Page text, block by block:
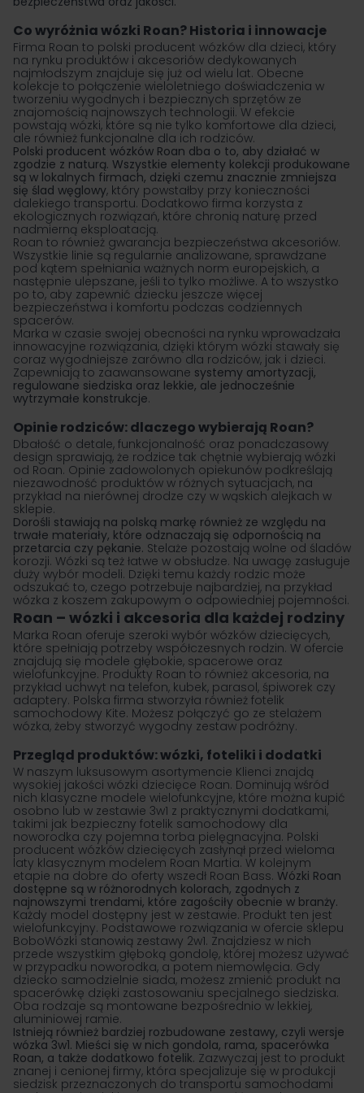
Co wyróżnia wózki Roan? Historia i innowacje
Firma Roan to polski producent wózków dla dzieci, który
na rynku produktów i akcesoriów dedykowanych
najmłodszym znajduje się już od wielu lat. Obecne
kolekcje to połączenie wieloletniego doświadczenia w
tworzeniu wygodnych i bezpiecznych sprzętów ze
znajomością najnowszych technologii. W efekcie
powstają wózki, które są nie tylko komfortowe dla dzieci,
ale również funkcjonalne dla ich rodziców.
Polski producent wózków Roan dba o to, aby działać w
zgodzie z naturą. Wszystkie elementy kolekcji produkowane
są w lokalnych firmach, dzięki czemu znacznie zmniejsza
się ślad węglowy, który powstałby przy konieczności
dalekiego transportu. Dodatkowo firma korzysta z
ekologicznych rozwiązań, które chronią naturę przed
nadmierną eksploatacją.
Roan to również gwarancja bezpieczeństwa akcesoriów.
Wszystkie linie są regularnie analizowane, sprawdzane
pod kątem spełniania ważnych norm europejskich, a
następnie ulepszane, jeśli to tylko możliwe. A to wszystko
po to, aby zapewnić dziecku jeszcze więcej
bezpieczeństwa i komfortu podczas codziennych
spacerów.
Marka w czasie swojej obecności na rynku wprowadzała
innowacyjne rozwiązania, dzięki którym wózki stawały się
coraz wygodniejsze zarówno dla rodziców, jak i dzieci.
Zapewniają to zaawansowane systemy amortyzacji,
regulowane siedziska oraz lekkie, ale jednocześnie
wytrzymałe konstrukcje.
Opinie rodziców: dlaczego wybierają Roan?
Dbałość o detale, funkcjonalność oraz ponadczasowy
design sprawiają, że rodzice tak chętnie wybierają wózki
od Roan. Opinie zadowolonych opiekunów podkreślają
niezawodność produktów w różnych sytuacjach, na
przykład na nierównej drodze czy w wąskich alejkach w
sklepie.
Dorośli stawiają na polską markę również ze względu na
trwałe materiały, które odznaczają się odpornością na
przetarcia czy pękanie. Stelaże pozostają wolne od śladów
korozji. Wózki są też łatwe w obsłudze. Na uwagę zasługuje
duży wybór modeli. Dzięki temu każdy rodzic może
odszukać to, czego potrzebuje najbardziej, na przykład
wózka z koszem zakupowym o odpowiedniej pojemności.
Roan – wózki i akcesoria dla każdej rodziny
Marka Roan oferuje szeroki wybór wózków dziecięcych,
które spełniają potrzeby współczesnych rodzin. W ofercie
znajdują się modele głębokie, spacerowe oraz
wielofunkcyjne. Produkty Roan to również akcesoria, na
przykład uchwyt na telefon, kubek, parasol, śpiworek czy
adaptery. Polska firma stworzyła również fotelik
samochodowy Kite. Możesz połączyć go ze stelażem
wózka, żeby stworzyć wygodny zestaw podróżny.
Przegląd produktów: wózki, foteliki i dodatki
W naszym luksusowym asortymencie Klienci znajdą
wysokiej jakości wózki dziecięce Roan. Dominują wśród
nich klasyczne modele wielofunkcyjne, które można kupić
osobno lub w zestawie 3w1 z praktycznymi dodatkami,
takimi jak bezpieczny fotelik samochodowy dla
noworodka czy pojemna torba pielęgnacyjna. Polski
producent wózków dziecięcych zasłynął przed wieloma
laty klasycznym modelem Roan Martia. W kolejnym
etapie na dobre do oferty wszedł Roan Bass. Wózki Roan
dostępne są w różnorodnych kolorach, zgodnych z
najnowszymi trendami, które zagościły obecnie w branży.
Każdy model dostępny jest w zestawie. Produkt ten jest
wielofunkcyjny. Podstawowe rozwiązania w ofercie sklepu
BoboWózki stanowią zestawy 2w1. Znajdziesz w nich
przede wszystkim głęboką gondolę, której możesz używać
w przypadku noworodka, a potem niemowlęcia. Gdy
dziecko samodzielnie siada, możesz zmienić produkt na
spacerówkę dzięki zastosowaniu specjalnego siedziska.
Oba rodzaje są montowane bezpośrednio w lekkiej,
aluminiowej ramie.
Istnieją również bardziej rozbudowane zestawy, czyli wersje
wózka 3w1. Mieści się w nich gondola, rama, spacerówka
Roan, a także dodatkowo fotelik. Zazwyczaj jest to produkt
znanej i cenionej firmy, która specjalizuje się w produkcji
siedzisk przeznaczonych do transportu samochodami